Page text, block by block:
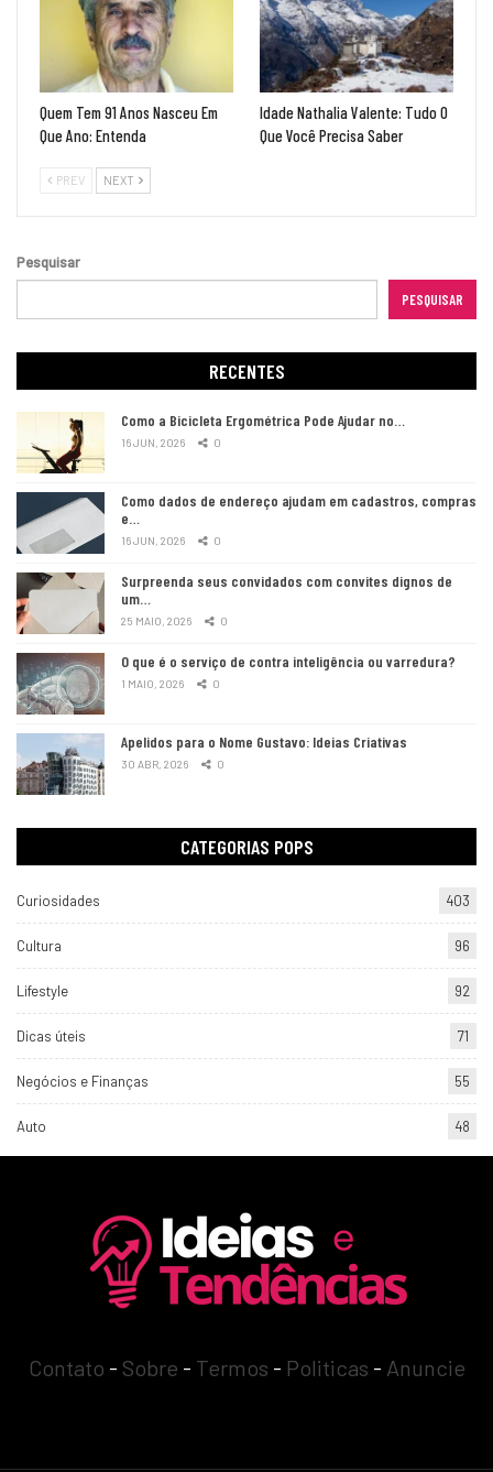
Quem Tem 91 Anos Nasceu Em
Que Ano: Entenda
Idade Nathalia Valente: Tudo O
Que Você Precisa Saber
PREV NEXT
Pesquisar
PESQUISAR
RECENTES
Como a Bicicleta Ergométrica Pode Ajudar no…
16 JUN, 2026 0
Como dados de endereço ajudam em cadastros, compras
e…
16 JUN, 2026 0
Surpreenda seus convidados com convites dignos de
um…
25 MAIO, 2026 0
O que é o serviço de contra inteligência ou varredura?
1 MAIO, 2026 0
Apelidos para o Nome Gustavo: Ideias Criativas
30 ABR, 2026 0
CATEGORIAS POPS
Curiosidades 403
Cultura 96
Lifestyle 92
Dicas úteis 71
Negócios e Finanças 55
Auto 48
Contato - Sobre - Termos - Politicas - Anuncie